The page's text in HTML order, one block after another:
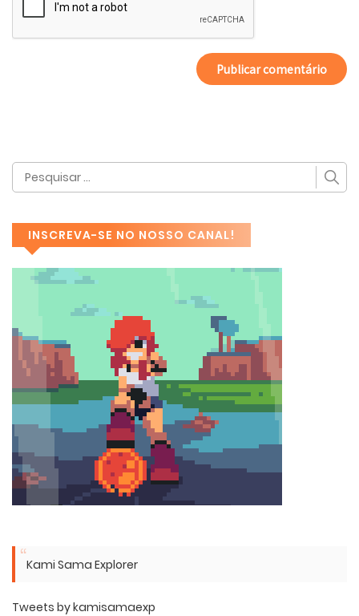
INSCREVA-SE NO NOSSO CANAL!
Kami Sama Explorer
Tweets by kamisamaexp